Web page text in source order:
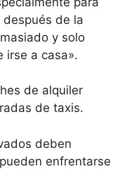
después de la
y solo
irse a casa».
de alquiler
de taxis.
deben
enfrentarse